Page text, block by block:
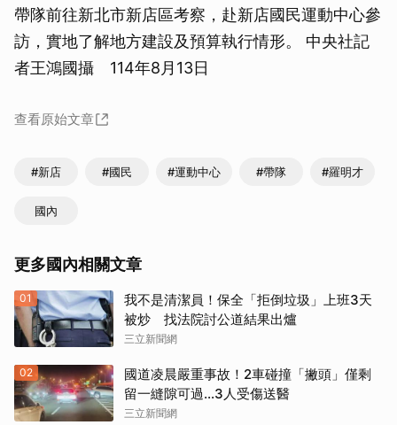
帶隊前往新北市新店區考察，赴新店國民運動中心參
訪，實地了解地方建設及預算執行情形。 中央社記
者王鴻國攝 114年8月13日
查看原始文章
#新店 #國民 #運動中心 #帶隊 #羅明才
國內
更多國內相關文章
01
我不是清潔員！保全「拒倒垃圾」上班3天
被炒 找法院討公道結果出爐
三立新聞網
02
國道凌晨嚴重事故！2車碰撞「撇頭」僅剩
留一縫隙可過…3人受傷送醫
三立新聞網